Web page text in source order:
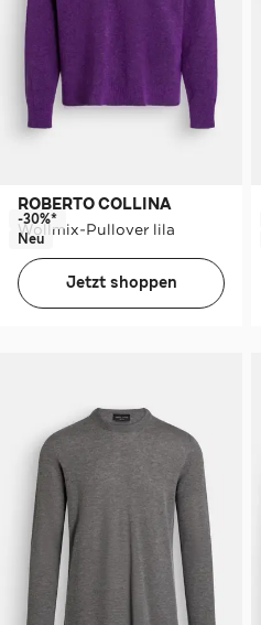
ROBERTO COLLINA
Wollmix-Pullover lila
-30%*
Neu
Jetzt shoppen